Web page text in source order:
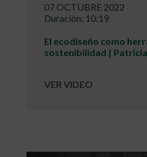
07 OCTUBRE 2022
Duración: 10:19
El ecodiseño como
sostenibilidad |
VER VIDEO